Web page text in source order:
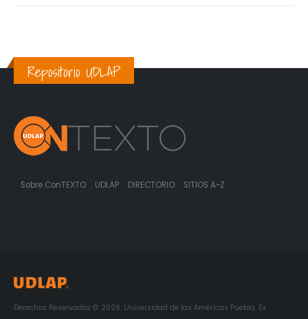
Repositorio UDLAP
Sobre ConTEXTO UDLAP DIRECTORIO SITIOS A-Z
Derechos Reservados © 2026. Universidad de las Américas Puebla. Ex